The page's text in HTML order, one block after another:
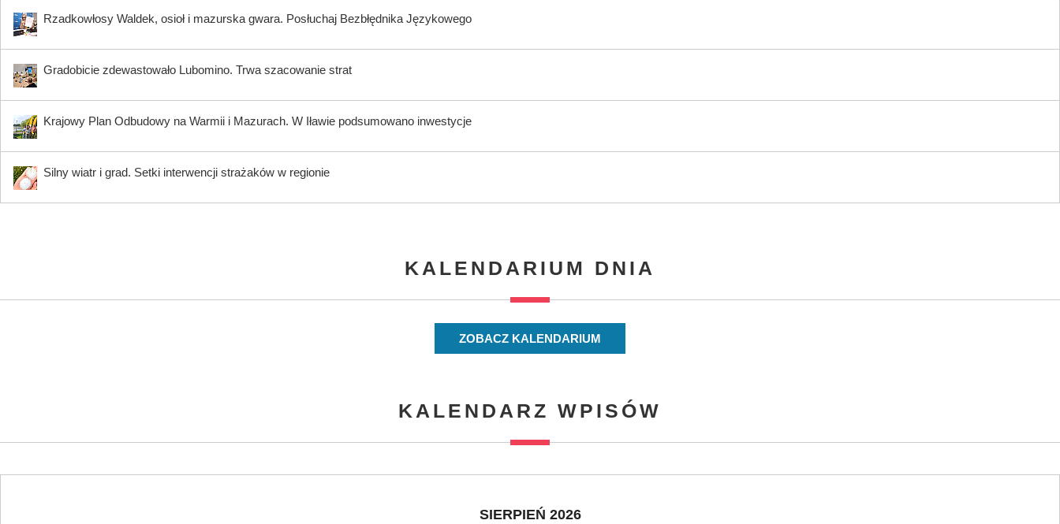
Rzadkowłosy Waldek, osioł i mazurska gwara. Posłuchaj Bezbłędnika Językowego
Gradobicie zdewastowało Lubomino. Trwa szacowanie strat
Krajowy Plan Odbudowy na Warmii i Mazurach. W Iławie podsumowano inwestycje
Silny wiatr i grad. Setki interwencji strażaków w regionie
KALENDARIUM DNIA
ZOBACZ KALENDARIUM
KALENDARZ WPISÓW
SIERPIEŃ 2026